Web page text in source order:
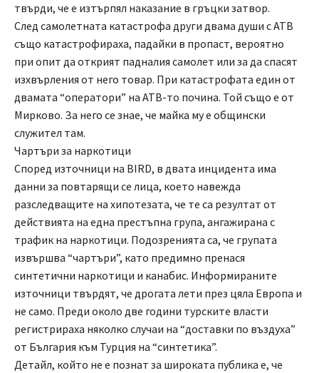
твърди, че е изтърпял наказание в гръцки затвор.
След самолетната катастрофа други двама души с АТВ
също катастрофираха, падайки в пропаст, вероятно
при опит да открият падналия самолет или за да спасят
изхвърления от него товар. При катастрофата един от
двамата “оператори” на АТВ-то почина. Той също е от
Мирково. За него се знае, че майка му е общински
служител там.
Чартъри за наркотици
Според източници на BIRD, в двата инцидента има
данни за повтарящи се лица, което навежда
разследващите на хипотезата, че те са резултат от
действията на една престъпна група, ангажирана с
трафик на наркотици. Подозренията са, че групата
извършва “чартъри”, като предимно пренася
синтетични наркотици и канабис. Информираните
източници твърдят, че дрогата лети през цяла Европа и
не само. Преди около две години турските власти
регистрираха няколко случаи на “доставки по въздуха”
от България към Турция на “синтетика”.
Детайл, който не е познат за широката публика е, че